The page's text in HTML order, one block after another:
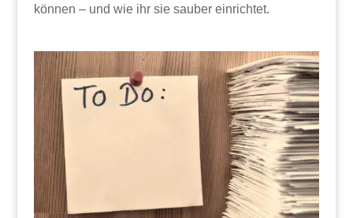
können – und wie ihr sie sauber einrichtet.